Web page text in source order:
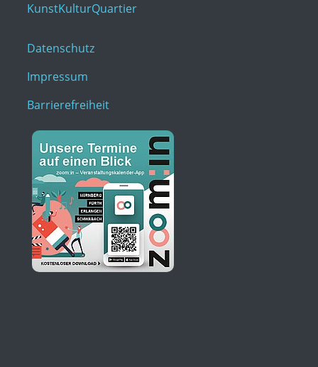
KunstKulturQuartier
Datenschutz
Impressum
Barrierefreiheit